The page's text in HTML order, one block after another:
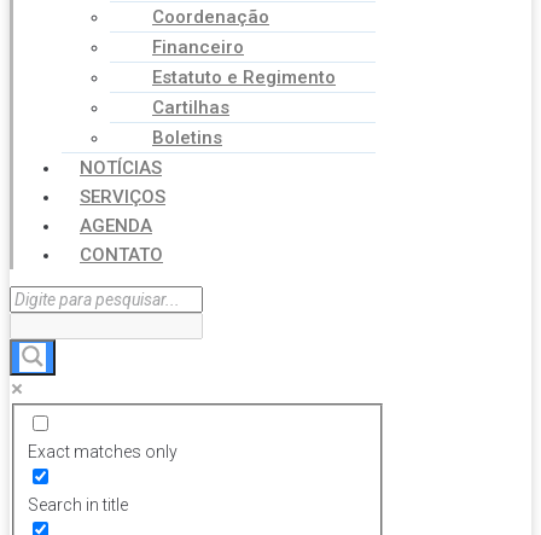
Coordenação
Financeiro
Estatuto e Regimento
Cartilhas
Boletins
NOTÍCIAS
SERVIÇOS
AGENDA
CONTATO
Exact matches only
Search in title